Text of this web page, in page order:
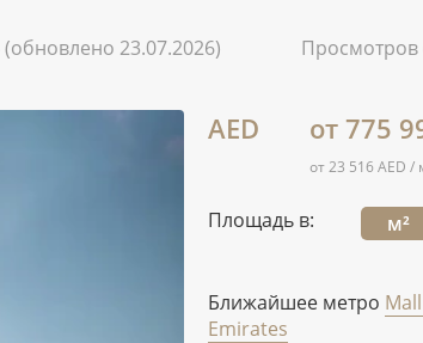
(обновлено 23.07.2026) Просмотров
AED от 775
от 23 516 AED /
Площадь в: м²
Ближайшее метро
Emirates